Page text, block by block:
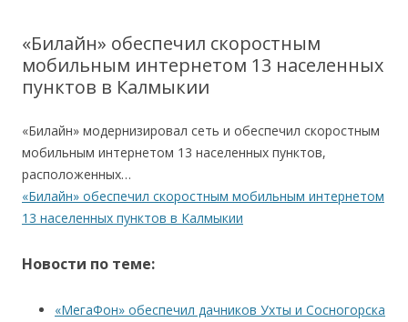
«Билайн» обеспечил скоростным
мобильным интернетом 13 населенных
пунктов в Калмыкии
«Билайн» модернизировал сеть и обеспечил скоростным
мобильным интернетом 13 населенных пунктов,
расположенных…
«Билайн» обеспечил скоростным мобильным интернетом
13 населенных пунктов в Калмыкии
Новости по теме:
«МегаФон» обеспечил дачников Ухты и Сосногорска